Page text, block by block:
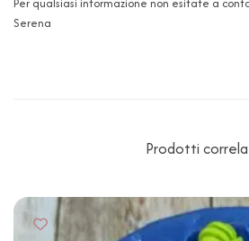
Per qualsiasi informazione non esitate a
Serena
Prodotti